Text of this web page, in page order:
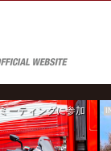
ーティングに参加